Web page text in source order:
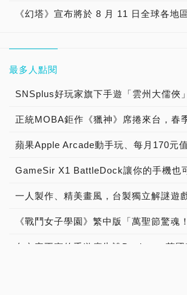
最多人點閱
蘋果Apple Arcade動手玩、每月170元